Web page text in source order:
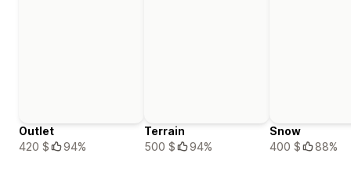
Outlet
420 $
94%
Terrain
500 $
94%
Snow
400 $
88%